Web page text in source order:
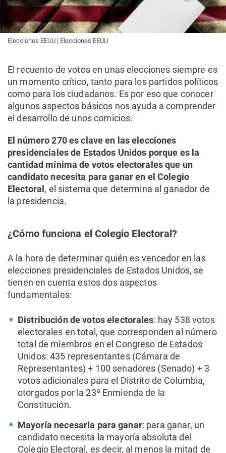
Elecciones EEUU | Elecciones EEUU
El recuento de votos en unas elecciones siempre es
un momento crítico, tanto para los partidos políticos
como para los ciudadanos. Es por eso que conocer
algunos aspectos básicos nos ayuda a comprender
el desarrollo de unos comicios.
El número 270 es clave en las elecciones
presidenciales de Estados Unidos porque es la
cantidad mínima de votos electorales que un
candidato necesita para ganar en el Colegio
Electoral , el sistema que determina al ganador de
la presidencia.
¿Cómo funciona el Colegio Electoral?
A la hora de determinar quién es vencedor en las
elecciones presidenciales de Estados Unidos, se
tienen en cuenta estos dos aspectos
fundamentales:
Distribución de votos electorales: hay 538 votos
electorales en total, que corresponden al número
total de miembros en el Congreso de Estados
Unidos: 435 representantes (Cámara de
Representantes) + 100 senadores (Senado) + 3
votos adicionales para el Distrito de Columbia,
otorgados por la 23ª Enmienda de la
Constitución.
Mayoría necesaria para ganar: para ganar, un
candidato necesita la mayoría absoluta del
Colegio Electoral, es decir, al menos la mitad de